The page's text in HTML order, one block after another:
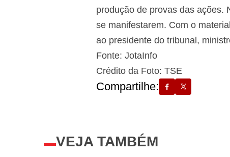
produção de provas das ações.
se manifestarem. Com o
ao presidente do tribunal,
Fonte: JotaInfo
Crédito da Foto: TSE
Compartilhe:
VEJA TAMBÉM